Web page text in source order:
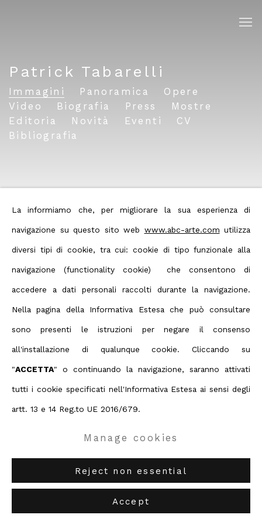
Patrick Tabarelli
Immagini Panoramica
Opere
Video
Biografia Press
Mostre
Editoria
Novità Eventi
CV
Bibliografia
La informiamo che, per migliorare la sua esperienza di
navigazione su questo sito web www.abc-arte.com utilizza
diversi tipi di cookie, tra cui: cookie di tipo funzionale alla
navigazione (functionality cookie) che consentono di
accedere a dati personali raccolti durante la navigazione.
Nella pagina della Informativa Estesa che può consultare
sono presenti le istruzioni per negare il consenso
all'installazione di qualunque cookie. Cliccando su
"ACCETTA" o continuando la navigazione, saranno attivati
tutti i cookie specificati nell'Informativa Estesa ai sensi degli
artt. 13 e 14 Reg.to UE 2016/679.
Manage cookies
Reject non essential
Accept